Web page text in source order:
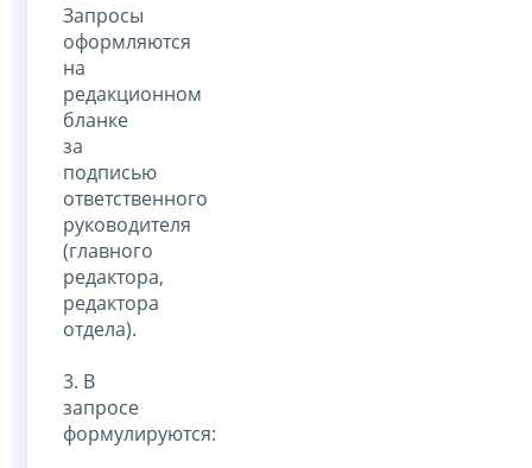
Запросы
оформляются
на
редакционном
бланке
за
подписью
ответственного
руководителя
(главного
редактора,
редактора
отдела).
3. В
запросе
формулируются: